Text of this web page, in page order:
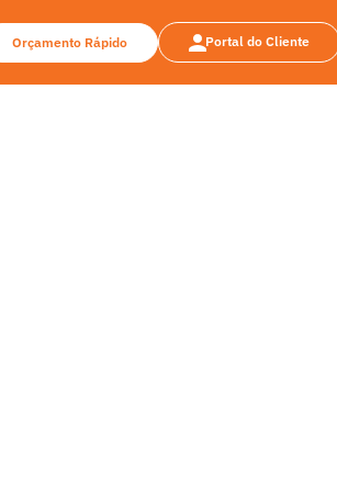
Orçamento Rápido Portal do Cliente